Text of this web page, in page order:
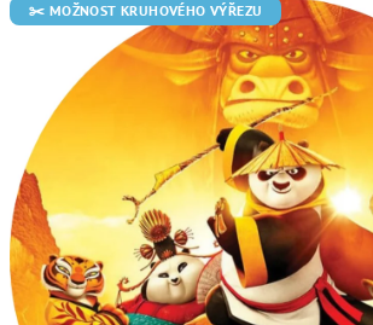
produktu
hvězdiček.
✂️ MOŽNOST KRUHOVÉHO VÝŘEZU